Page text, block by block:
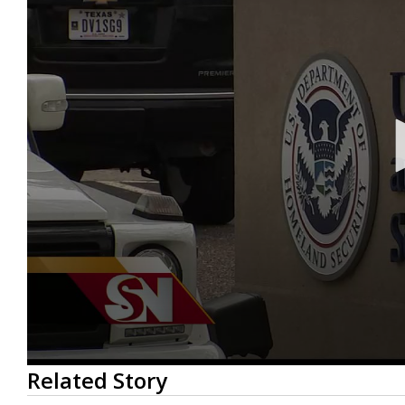
0
seconds
of
Related Story